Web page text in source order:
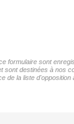
formulaire sont
sont destinées à nos
de la liste